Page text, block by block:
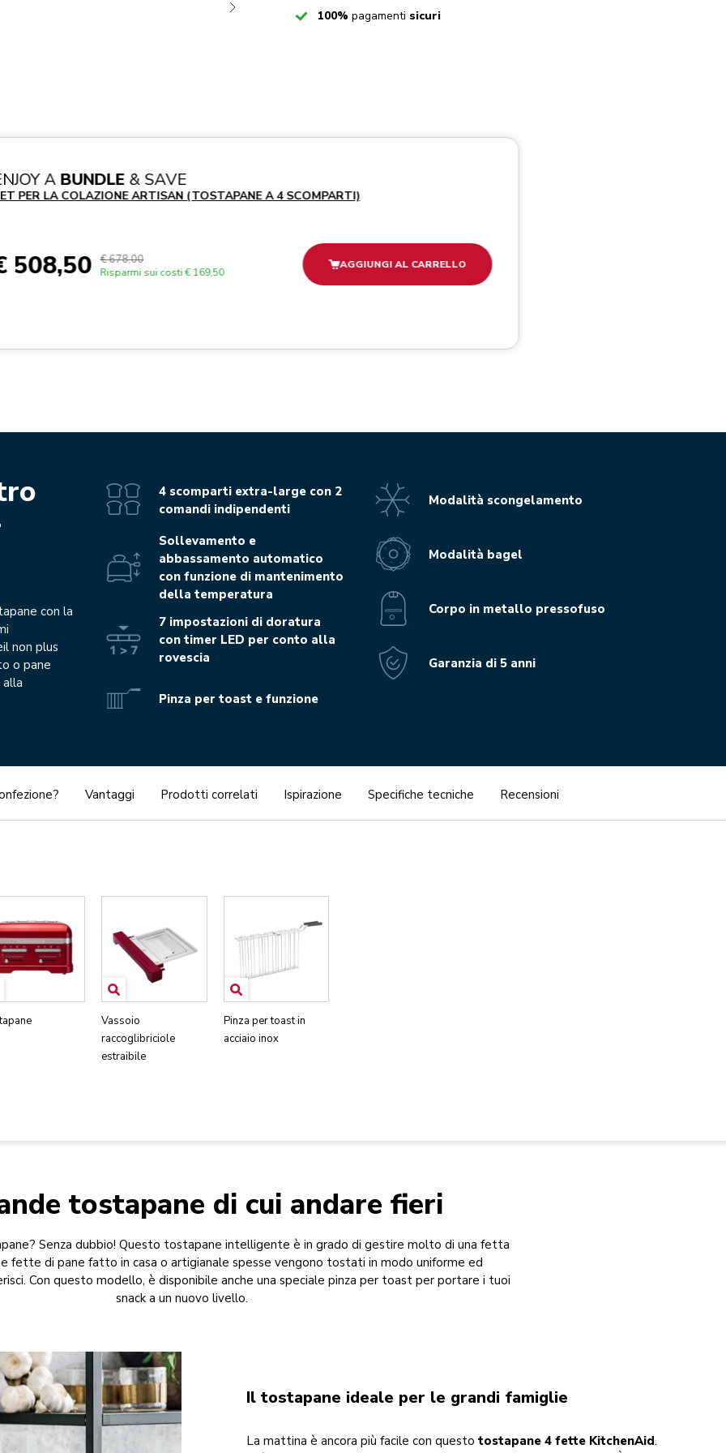
Checked
100% pagamenti sicuri
A BUNDLE & SAVE
PER LA COLAZIONE ARTISAN (TOSTAPANE A 4 SCOMPARTI)
508,50 € 678,00
Risparmi sui costi € 169,50
AGGIUNGI AL CARRELLO
con la
non plus
o pane
4 scomparti extra-large con 2
comandi indipendenti
Sollevamento e
abbassamento automatico
con funzione di mantenimento
della temperatura
7 impostazioni di doratura
con timer LED per conto alla
rovescia
Pinza per toast e funzione
Modalità scongelamento
Modalità bagel
Corpo in metallo pressofuso
Garanzia di 5 anni
Vantaggi Prodotti correlati Ispirazione Specifiche tecniche Recensioni
Vassoio
raccoglibriciole
estraibile
Pinza per toast in
acciaio inox
tostapane di cui andare fieri
Senza dubbio! Questo tostapane intelligente è in grado di gestire molto di una fetta
fette di pane fatto in casa o artigianale spesse vengono tostati in modo uniforme ed
Con questo modello, è disponibile anche una speciale pinza per toast per portare i tuoi
snack a un nuovo livello.
Il tostapane ideale per le grandi famiglie
La mattina è ancora più facile con questo tostapane 4 fette KitchenAid.